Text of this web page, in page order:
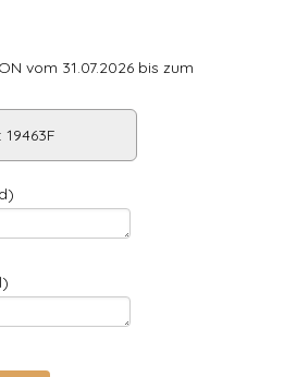
vom 31.07.2026 bis zum
19463F